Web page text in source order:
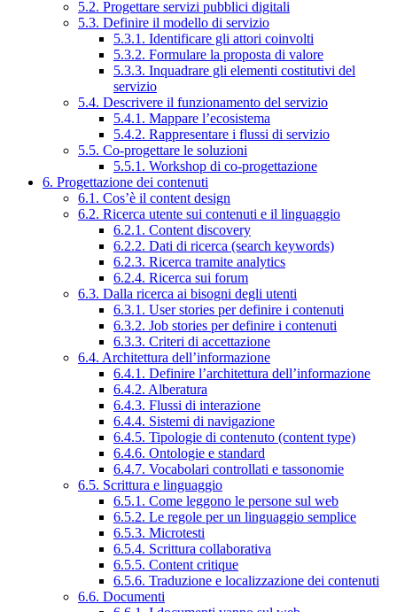
5.2. Progettare servizi pubblici digitali
5.3. Definire il modello di servizio
5.3.1. Identificare gli attori coinvolti
5.3.2. Formulare la proposta di valore
5.3.3. Inquadrare gli elementi costitutivi del
servizio
5.4. Descrivere il funzionamento del servizio
5.4.1. Mappare l’ecosistema
5.4.2. Rappresentare i flussi di servizio
5.5. Co-progettare le soluzioni
5.5.1. Workshop di co-progettazione
6. Progettazione dei contenuti
6.1. Cos’è il content design
6.2. Ricerca utente sui contenuti e il linguaggio
6.2.1. Content discovery
6.2.2. Dati di ricerca (search keywords)
6.2.3. Ricerca tramite analytics
6.2.4. Ricerca sui forum
6.3. Dalla ricerca ai bisogni degli utenti
6.3.1. User stories per definire i contenuti
6.3.2. Job stories per definire i contenuti
6.3.3. Criteri di accettazione
6.4. Architettura dell’informazione
6.4.1. Definire l’architettura dell’informazione
6.4.2. Alberatura
6.4.3. Flussi di interazione
6.4.4. Sistemi di navigazione
6.4.5. Tipologie di contenuto (content type)
6.4.6. Ontologie e standard
6.4.7. Vocabolari controllati e tassonomie
6.5. Scrittura e linguaggio
6.5.1. Come leggono le persone sul web
6.5.2. Le regole per un linguaggio semplice
6.5.3. Microtesti
6.5.4. Scrittura collaborativa
6.5.5. Content critique
6.5.6. Traduzione e localizzazione dei contenuti
6.6. Documenti